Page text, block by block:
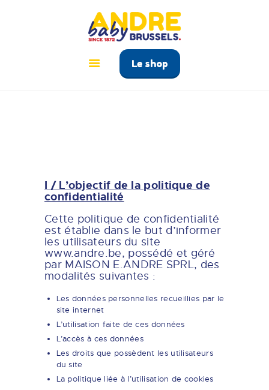
Le shop
ANDRÉ BABY BRUSSELS
Le tout pour bébé à Bruxelles
ACCUEIL
I / L’objectif de la politique de
confidentialité
Cette politique de confidentialité
est établie dans le but d’informer
les utilisateurs du site
www.andre.be, possédé et géré
par MAISON E.ANDRE SPRL, des
modalités suivantes :
Les données personnelles recueillies par le
site internet
L’utilisation faite de ces données
L’accès à ces données
Les droits que possèdent les utilisateurs
du site
La politique liée à l’utilisation de cookies